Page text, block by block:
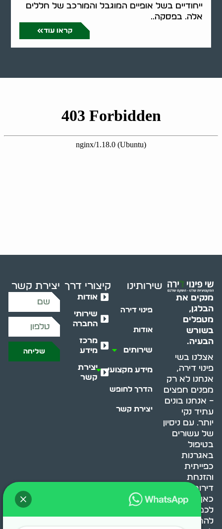
ייחודיים בשל אופיים המוגבל והמורכב של חללים
אלה. בפסקה..
קראו עוד
מנקים את
הבלגן,
מטפלים
בשורש
הבעיה.
אצלנו בשי
פינוי דירה,
אנחנו לא רק
מפנים חפצים
– אנחנו בונים
עתיד נקי
יותר. עם ניסיון
של עשורים
בטיפול
באגרנות
כפייתית
והזנחת
דירות, אנחנו
כאן כדי לעזור
לכם
להתמודד,
שירותינו
פינוי דירה
אודות
שירותים
מידע מקצועי
הדרך לחופש
יצירת קשר
קיצורי דרך
אודות
שירותי
החברה
מרכז
מידע
יצירת
קשר
יצירת קשר
שליחה